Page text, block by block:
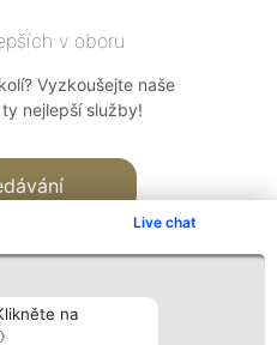
Live chat
na
v oboru
Vyzkoušejte naše
nejlepší služby!